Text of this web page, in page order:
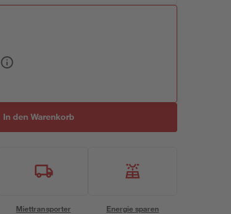
In den Warenkorb
Miettransporter Energie sparen